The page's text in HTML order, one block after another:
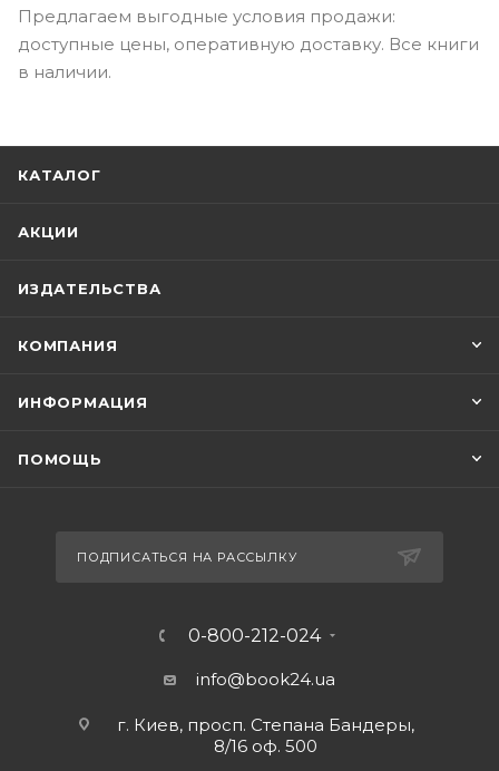
Предлагаем выгодные условия продажи:
доступные цены, оперативную доставку. Все книги
в наличии.
КАТАЛОГ
АКЦИИ
ИЗДАТЕЛЬСТВА
КОМПАНИЯ
ИНФОРМАЦИЯ
ПОМОЩЬ
ПОДПИСАТЬСЯ НА РАССЫЛКУ
0-800-212-024
info@book24.ua
г. Киев, просп. Степана Бандеры,
8/16 оф. 500